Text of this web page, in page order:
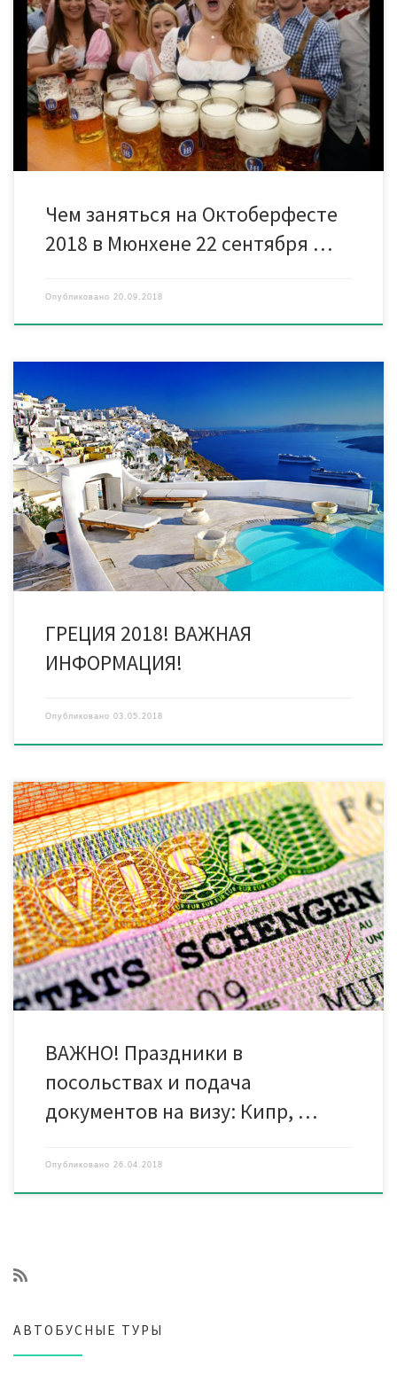
Фестиваль «Октоберфест» пройдет в Мюнхене (Германия) с
22 сентября по 7 октября. Праздник откроется с исполнения
традиционного действа «O’ zapft is» — буквальный перевод —
«Откупорено» — в 12.00, 22 сентября. С понедельника по
пятницу пивные палатки будут работать с 10.00 до 23.00
(покупка пива возможна до 22.30), а в […]
Чем заняться на Октоберфесте
2018 в Мюнхене 22 сентября …
Опубликовано 20.09.2018
Напоминаем Вам о том, что с 01/01/18 года в Греции вводится
в действие туристический налог на проживание. Налог на
размещение не включен в стоимость проживания. Налог
входит в общий законодательный пакет косвенного
налогообложения Греции, действует на всей ее территории с
01/01/18 и оплачивается каждым клиентом по прибытии в
отель. Сумма налога варьируется в […]
ГРЕЦИЯ 2018! ВАЖНАЯ
ИНФОРМАЦИЯ!
Опубликовано 03.05.2018
График работы посольств в праздничные дни Утвержденные
выходные в КОНСУЛЬСТВЕ КИПРА: 30 апреля, 1 и 9 мая Даты
подачи в КОНСУЛЬСТВО КИПРА: 9, 13, 23, 27 апреля 2018 года.
Рекомендуем приносить документы заранее! Крайний срок
сдачи в визовый отдел — за 2 рабочих дня до подачи
документов в консульство Кипра. ОБРАЩАЕМ […]
ВАЖНО! Праздники в
посольствах и подача
документов на визу: Кипр, …
Опубликовано 26.04.2018
АВТОБУСНЫЕ ТУРЫ